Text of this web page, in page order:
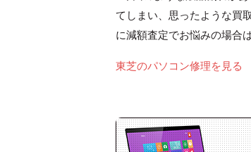
てしまい、思ったような買
に減額査定でお悩みの場合
東芝のパソコン修理を見る